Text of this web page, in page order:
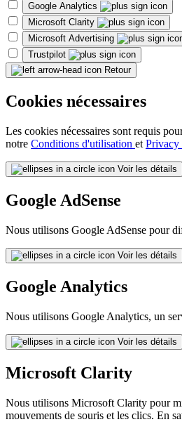
Google Analytics
Microsoft Clarity
Microsoft Advertising
Trustpilot
Retour
Cookies nécessaires
Les cookies nécessaires sont requis
notre Conditions d'utilisation et Privacy
Voir les détails
Google AdSense
Nous utilisons Google AdSense pour
Voir les détails
Google Analytics
Nous utilisons Google Analytics, un
Voir les détails
Microsoft Clarity
Nous utilisons Microsoft Clarity pour
mouvements de souris et les clics. En